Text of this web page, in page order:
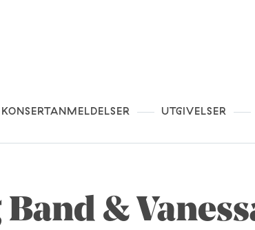
KONSERTANMELDELSER UTGIVELSER
&